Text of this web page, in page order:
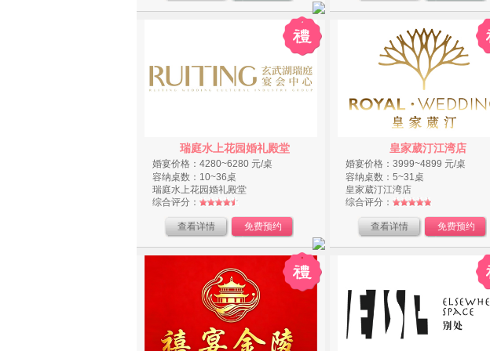
瑞庭水上花园婚礼殿堂
婚宴价格：4280~6280 元/桌
容纳桌数：10~36桌
瑞庭水上花园婚礼殿堂
综合评分：
查看详情 免费预约
皇家葳汀江湾店
婚宴价格：3999~4899 元/桌
容纳桌数：5~31桌
皇家葳汀江湾店
综合评分：
查看详情 免费预约